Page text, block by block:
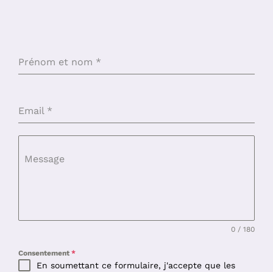
Prénom et nom *
Email *
Message
0 / 180
Consentement *
En soumettant ce formulaire, j'accepte que les